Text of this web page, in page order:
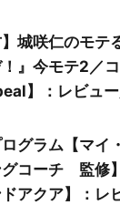
】城咲仁のモテ
』今モテ2／
】：レビュ
グラム【マイ
コーチ 監修
ドアクア】：レ